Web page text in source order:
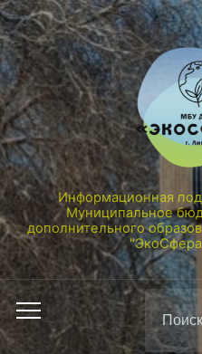
Информационная
Муниципальное
дополнительного
Переключить
мобильное
Поиск
по: